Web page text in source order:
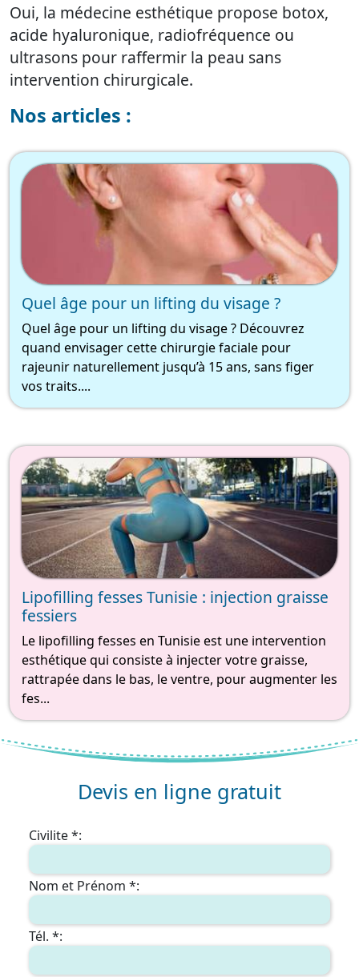
Oui, la médecine esthétique propose botox,
acide hyaluronique, radiofréquence ou
ultrasons pour raffermir la peau sans
intervention chirurgicale.
Nos articles :
Quel âge pour un lifting du visage ?
Quel âge pour un lifting du visage ? Découvrez
quand envisager cette chirurgie faciale pour
rajeunir naturellement jusqu’à 15 ans, sans figer
vos traits....
Lipofilling fesses Tunisie : injection graisse
fessiers
Le lipofilling fesses en Tunisie est une intervention
esthétique qui consiste à injecter votre graisse,
rattrapée dans le bas, le ventre, pour augmenter les
fes...
Devis en ligne gratuit
Civilite *:
Nom et Prénom *:
Tél. *: